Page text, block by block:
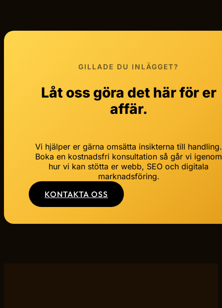
GILLADE DU INLÄGGET?
Låt oss göra det här för er
affär.
Vi hjälper er gärna omsätta insikterna till handling.
Boka en kostnadsfri konsultation så går vi igenom
hur vi kan stötta er webb, SEO och digitala
marknadsföring.
KONTAKTA OSS